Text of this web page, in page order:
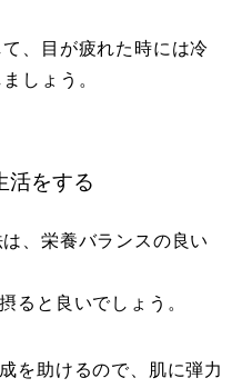
、目が疲れた時には冷
しょう。
活をする
、栄養バランスの良い
ると良いでしょう。
を助けるので、肌に弾力